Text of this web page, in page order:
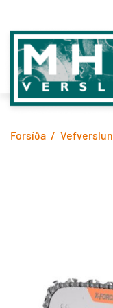
í
efni
MHG
Forsíða / Vefverslun